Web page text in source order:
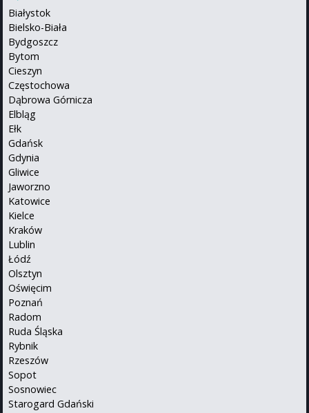
Białystok
Bielsko-Biała
Bydgoszcz
Bytom
Cieszyn
Częstochowa
Dąbrowa Górnicza
Elbląg
Ełk
Gdańsk
Gdynia
Gliwice
Jaworzno
Katowice
Kielce
Kraków
Lublin
Łódź
Olsztyn
Oświęcim
Poznań
Radom
Ruda Śląska
Rybnik
Rzeszów
Sopot
Sosnowiec
Starogard Gdański